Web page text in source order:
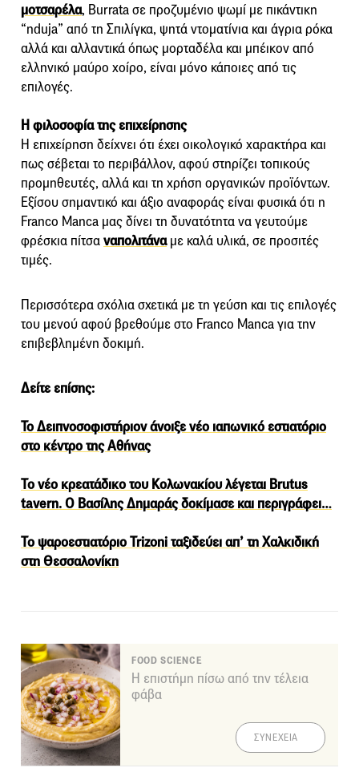
μοτσαρέλα, Burrata σε προζυμένιο ψωμί με πικάντικη
“nduja” από τη Σπιλίγκα, ψητά ντοματίνια και άγρια ρόκα
αλλά και αλλαντικά όπως μορταδέλα και μπέικον από
ελληνικό μαύρο χοίρο, είναι μόνο κάποιες από τις
επιλογές.
Η φιλοσοφία της επιχείρησης
Η επιχείρηση δείχνει ότι έχει οικολογικό χαρακτήρα και
πως σέβεται το περιβάλλον, αφού στηρίζει τοπικούς
προμηθευτές, αλλά και τη χρήση οργανικών προϊόντων.
Εξίσου σημαντικό και άξιο αναφοράς είναι φυσικά ότι η
Franco Manca μας δίνει τη δυνατότητα να γευτούμε
φρέσκια πίτσαναπολιτάναμε καλά υλικά, σε προσιτές
τιμές.
Περισσότερα σχόλια σχετικά με τη γεύση και τις επιλογές
του μενού αφού βρεθούμε στο Franco Manca για την
επιβεβλημένη δοκιμή.
Δείτε επίσης:
To Δειπνοσοφιστήριον άνοιξε νέο ιαπωνικό εστιατόριο
στο κέντρο της Αθήνας
Το νέο κρεατάδικο του Κολωνακίου λέγεται Brutus
tavern. Ο Βασίλης Δημαράς δοκίμασε και περιγράφει…
Το ψαροεστιατόριο Trizoni ταξιδεύει απ’ τη Χαλκιδική
στη Θεσσαλονίκη
FOOD SCIENCE
Η επιστήμη πίσω από την τέλεια
φάβα
ΣΥΝΕΧΕΙΑ